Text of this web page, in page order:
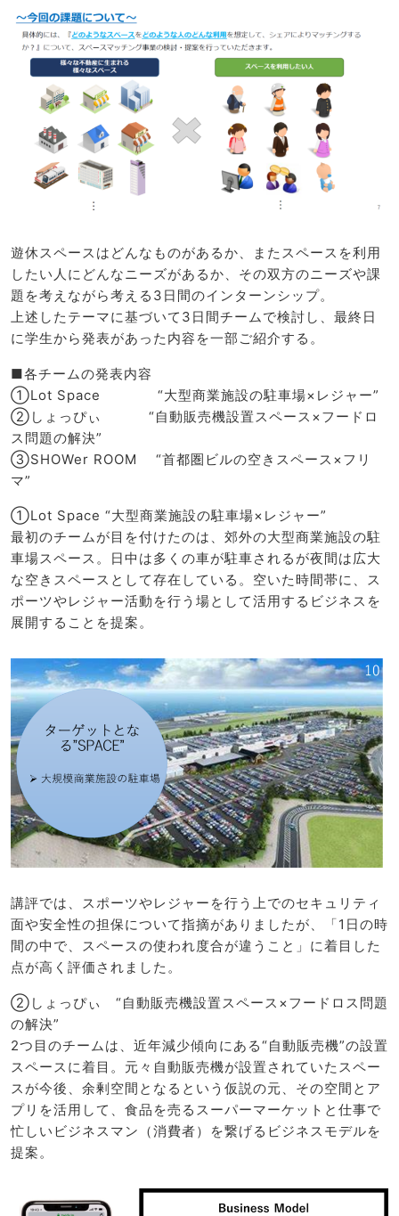
遊休スペースはどんなものがあるか、またスペースを利用
したい人にどんなニーズがあるか、その双方のニーズや課
題を考えながら考える3日間のインターンシップ。
上述したテーマに基づいて3日間チームで検討し、最終日
に学生から発表があった内容を一部ご紹介する。
■各チームの発表内容
①Lot Space “大型商業施設の駐車場×レジャー”
②しょっぴぃ “自動販売機設置スペース×フードロ
ス問題の解決”
③SHOWer ROOM “首都圏ビルの空きスペース×フリ
マ”
①Lot Space “大型商業施設の駐車場×レジャー”
最初のチームが目を付けたのは、郊外の大型商業施設の駐
車場スペース。日中は多くの車が駐車されるが夜間は広大
な空きスペースとして存在している。空いた時間帯に、ス
ポーツやレジャー活動を行う場として活用するビジネスを
展開することを提案。
講評では、スポーツやレジャーを行う上でのセキュリティ
面や安全性の担保について指摘がありましたが、「1日の時
間の中で、スペースの使われ度合が違うこと」に着目した
点が高く評価されました。
②しょっぴぃ “自動販売機設置スペース×フードロス問題
の解決”
2つ目のチームは、近年減少傾向にある“自動販売機”の設置
スペースに着目。元々自動販売機が設置されていたスペー
スが今後、余剰空間となるという仮説の元、その空間とア
プリを活用して、食品を売るスーパーマーケットと仕事で
忙しいビジネスマン（消費者）を繋げるビジネスモデルを
提案。